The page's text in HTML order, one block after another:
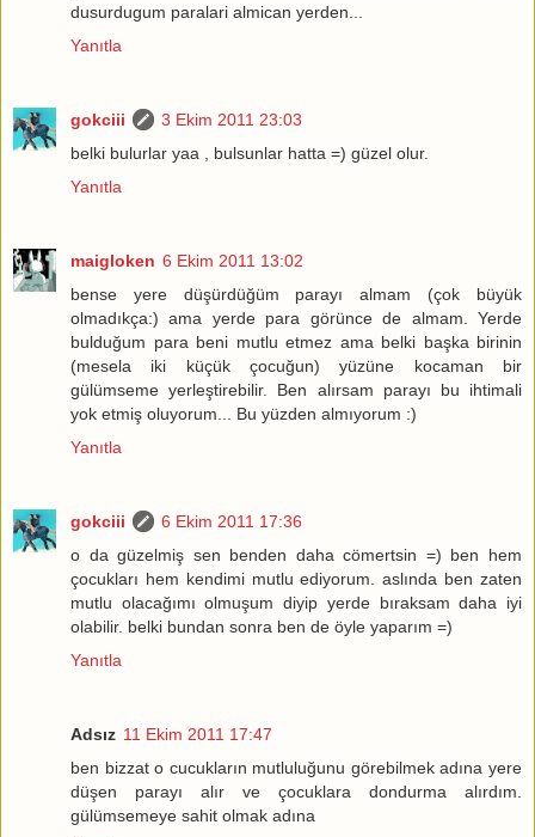
dusurdugum paralari almican yerden...
Yanıtla
gokciii
3 Ekim 2011 23:03
belki bulurlar yaa , bulsunlar hatta =) güzel olur.
Yanıtla
maigloken 6 Ekim 2011 13:02
bense yere düşürdüğüm parayı almam (çok büyük
olmadıkça:) ama yerde para görünce de almam. Yerde
bulduğum para beni mutlu etmez ama belki başka birinin
(mesela iki küçük çocuğun) yüzüne kocaman bir
gülümseme yerleştirebilir. Ben alırsam parayı bu ihtimali
yok etmiş oluyorum... Bu yüzden almıyorum :)
Yanıtla
gokciii
6 Ekim 2011 17:36
o da güzelmiş sen benden daha cömertsin =) ben hem
çocukları hem kendimi mutlu ediyorum. aslında ben zaten
mutlu olacağımı olmuşum diyip yerde bıraksam daha iyi
olabilir. belki bundan sonra ben de öyle yaparım =)
Yanıtla
Adsız 11 Ekim 2011 17:47
ben bizzat o cucukların mutluluğunu görebilmek adına yere
düşen parayı alır ve çocuklara dondurma alırdım.
gülümsemeye sahit olmak adına